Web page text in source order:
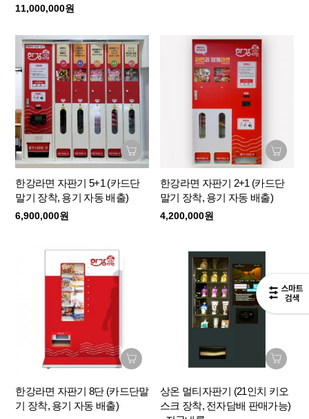
11,000,000원
한강라면 자판기 5+1 (카드단
말기 장착, 용기 자동 배출)
6,900,000원
한강라면 자판기 2+1 (카드단
말기 장착, 용기 자동 배출)
4,200,000원
한강라면 자판기 8단 (카드단말
기 장착, 용기 자동 배출)
상온 멀티자판기 (21인치 키오
스크 장착, 전자담배 판매가능)